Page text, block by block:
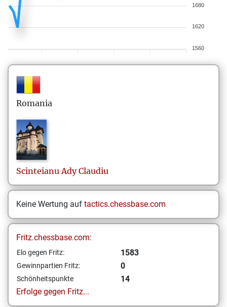
1680
1620
1560
Romania
Scinteianu Ady Claudiu
Keine Wertung auf tactics.chessbase.com
Fritz.chessbase.com:
Elo gegen Fritz: 1583
Gewinnpartien Fritz: 0
Schönheitspunkte
14
Erfolge gegen Fritz...